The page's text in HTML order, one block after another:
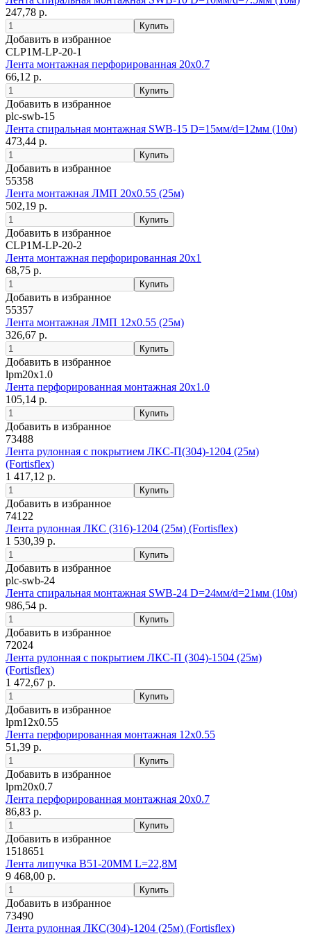
247,78 р.
Добавить в избранное
CLP1M-LP-20-1
Лента монтажная перфорированная 20х0.7
66,12 р.
Добавить в избранное
plc-swb-15
Лента спиральная монтажная SWB-15 D=15мм/d=12мм (10м)
473,44 р.
Добавить в избранное
55358
Лента монтажная ЛМП 20х0.55 (25м)
502,19 р.
Добавить в избранное
CLP1M-LP-20-2
Лента монтажная перфорированная 20х1
68,75 р.
Добавить в избранное
55357
Лента монтажная ЛМП 12х0.55 (25м)
326,67 р.
Добавить в избранное
lpm20x1.0
Лента перфорированная монтажная 20х1.0
105,14 р.
Добавить в избранное
73488
Лента рулонная с покрытием ЛКС-П(304)-1204 (25м)
(Fortisflex)
1 417,12 р.
Добавить в избранное
74122
Лента рулонная ЛКС (316)-1204 (25м) (Fortisflex)
1 530,39 р.
Добавить в избранное
plc-swb-24
Лента спиральная монтажная SWB-24 D=24мм/d=21мм (10м)
986,54 р.
Добавить в избранное
72024
Лента рулонная с покрытием ЛКС-П (304)-1504 (25м)
(Fortisflex)
1 472,67 р.
Добавить в избранное
lpm12x0.55
Лента перфорированная монтажная 12х0.55
51,39 р.
Добавить в избранное
lpm20x0.7
Лента перфорированная монтажная 20х0.7
86,83 р.
Добавить в избранное
1518651
Лента липучка B51-20MM L=22,8M
9 468,00 р.
Добавить в избранное
73490
Лента рулонная ЛКС(304)-1204 (25м) (Fortisflex)